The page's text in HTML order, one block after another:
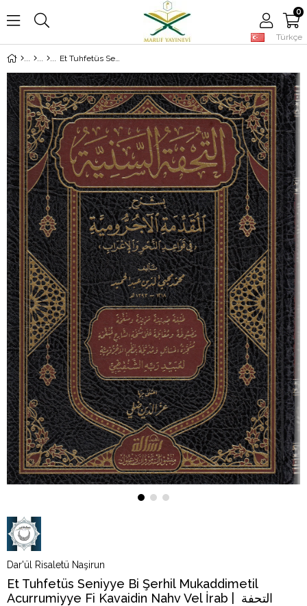
Türkçe
0
Et Tuhfetüs Seniyye Bi Şerhil Mukaddimetil Acurrumiyye Fi Kavaidin Nahv Vel İrab | التحفة السنية
Dar'ül Risaletü Naşirun
Et Tuhfetüs Seniyye Bi Şerhil Mukaddimetil
Acurrumiyye Fi Kavaidin Nahv Vel İrab | التحفة